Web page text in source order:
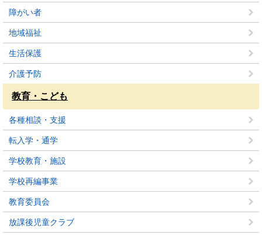
障がい者
地域福祉
生活保護
介護予防
教育・こども
各種相談・支援
転入学・通学
学校教育・施設
学校再編事業
教育委員会
放課後児童クラブ